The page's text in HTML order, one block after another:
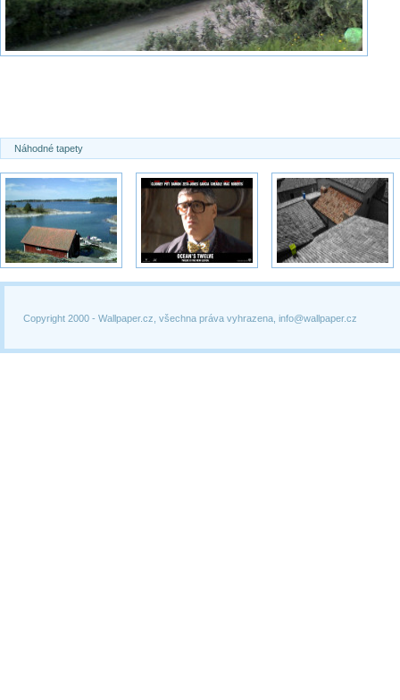
Náhodné tapety
Copyright 2000 - Wallpaper.cz, všechna práva vyhrazena, info@wallpaper.cz